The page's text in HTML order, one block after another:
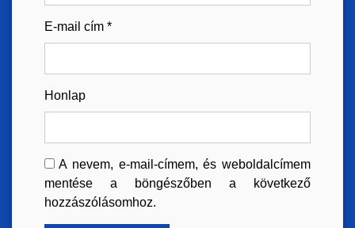
E-mail cím *
Honlap
A nevem, e-mail-címem, és weboldalcímem
mentése a böngészőben a következő
hozzászólásomhoz.